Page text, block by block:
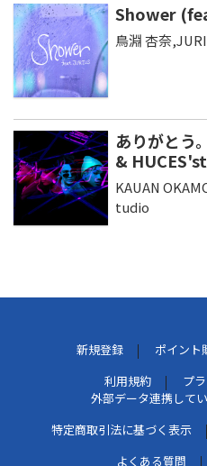
Shower
鳥淵 杏奈
ありがとう
&
KAUAN
tudio
新規登録 ポイント
利用規約
プ
外部データ連携して
特定商取引法に基づく表示
よくある質問